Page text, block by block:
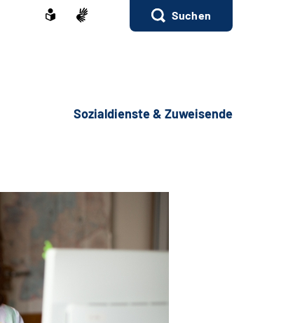
Suchen
Sozialdienste & Zuweisende